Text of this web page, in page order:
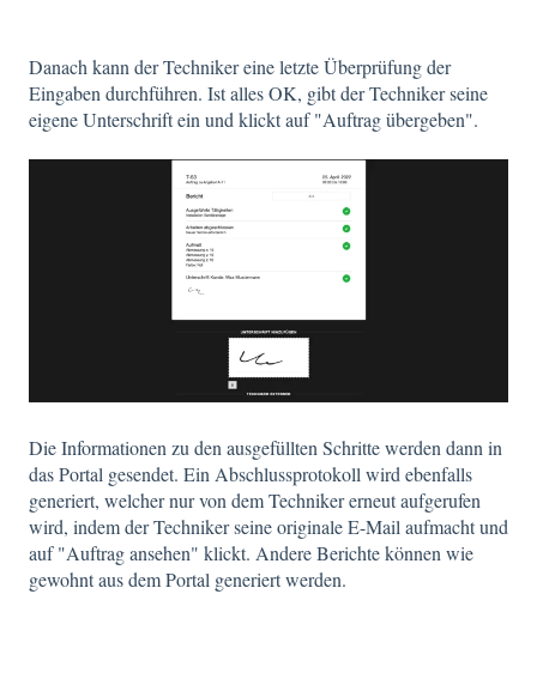
Danach kann der Techniker eine letzte Überprüfung der
Eingaben durchführen. Ist alles OK, gibt der Techniker seine
eigene Unterschrift ein und klickt auf "Auftrag übergeben".
Die Informationen zu den ausgefüllten Schritte werden dann in
das Portal gesendet. Ein Abschlussprotokoll wird ebenfalls
generiert, welcher nur von dem Techniker erneut aufgerufen
wird, indem der Techniker seine originale E-Mail aufmacht und
auf "Auftrag ansehen" klickt. Andere Berichte können wie
gewohnt aus dem Portal generiert werden.